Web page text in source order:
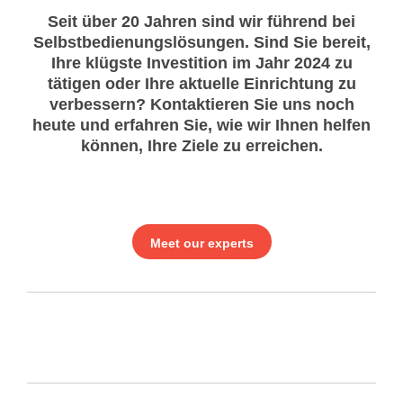
Seit über 20 Jahren sind wir führend bei
Selbstbedienungslösungen. Sind Sie bereit,
Ihre klügste Investition im Jahr 2024 zu
tätigen oder Ihre aktuelle Einrichtung zu
verbessern? Kontaktieren Sie uns noch
heute und erfahren Sie, wie wir Ihnen helfen
können, Ihre Ziele zu erreichen.
Meet our experts